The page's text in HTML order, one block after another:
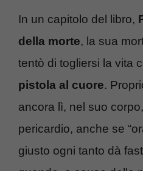
In un capitolo del libro,
della morte, la sua
tentò di togliersi la vita
pistola al cuore.
ancora lì, nel suo
pericardio, anche se
giusto ogni tanto dà